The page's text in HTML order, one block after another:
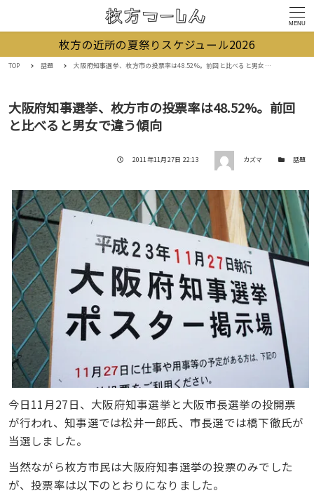
MENU
枚方の近所の夏祭りスケジュール2026
TOP 話題 大阪府知事選挙、枚方市の投票率は48.52%。前回と比べると男女で違う傾向
大阪府知事選挙、枚方市の投票率は48.52%。前回
と比べると男女で違う傾向
投稿日
2011年11月27日 22:13 著者 カズマ カテゴリー
話題
今日11月27日、大阪府知事選挙と大阪市長選挙の投開票
が行われ、知事選では松井一郎氏、市長選では橋下徹氏が
当選しました。
当然ながら枚方市民は大阪府知事選挙の投票のみでした
が、投票率は以下のとおりになりました。